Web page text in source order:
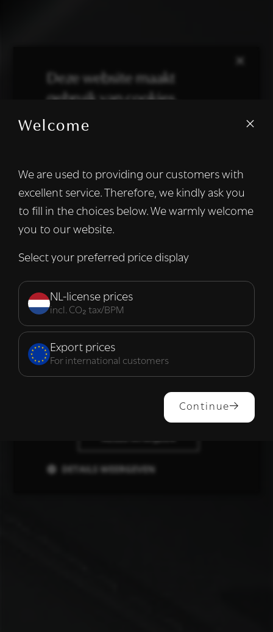
Welcome
We are used to providing our customers with
excellent service. Therefore, we kindly ask you
to fill in the choices below. We warmly welcome
you to our website.
Select your preferred price display
NL-license prices
incl. CO₂ tax/BPM
Export prices
For international customers
Continue
×
Deze website maakt
gebruik van cookies.
We gebruiken cookies om inhoud en
informatie over uw gebruik van onze site
met onze advertentie- en analysepartners,
die deze kunnen combineren met andere
informatie die u aan hen heeft verstrekt of
van hun diensten. Lees verder
Strikt
noodzakelijk
Prestatie Targeting
ALLES ACCEPTEREN
DETAILS WEERGEVEN